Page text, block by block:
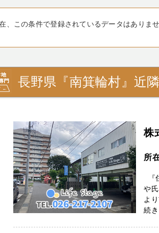
、この条件で登録されているデータはありませ
長野県『南箕輪村』近
株
所
『
や
よ
続